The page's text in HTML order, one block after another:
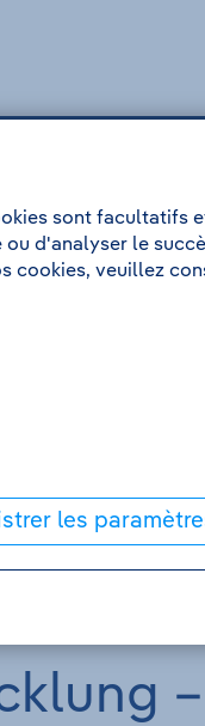
sont facultatifs
d'analyser le
cookies, veuillez
les